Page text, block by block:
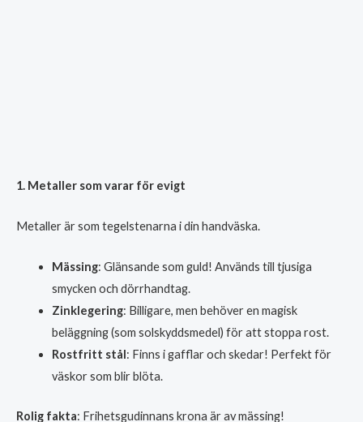
1. Metaller som varar för evigt
Metaller är som tegelstenarna i din handväska.
Mässing: Glänsande som guld! Används till tjusiga
smycken och dörrhandtag.
Zinklegering: Billigare, men behöver en magisk
beläggning (som solskyddsmedel) för att stoppa rost.
Rostfritt stål: Finns i gafflar och skedar! Perfekt för
väskor som blir blöta.
Rolig fakta: Frihetsgudinnans krona är av mässing!